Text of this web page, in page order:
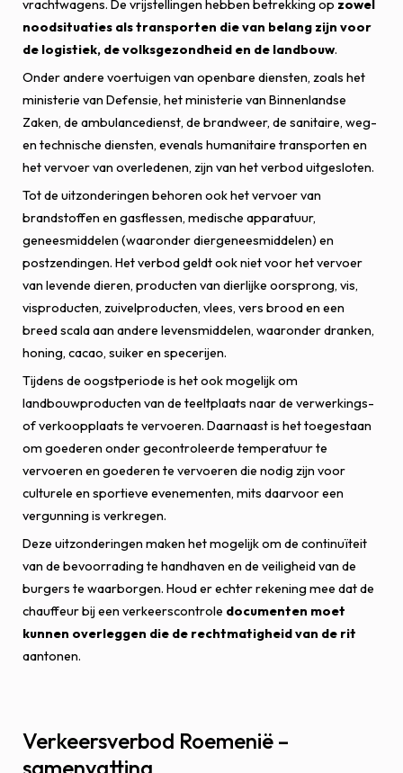
vrachtwagens. De vrijstellingen hebben betrekking op zowel
noodsituaties als transporten die van belang zijn voor
de logistiek, de volksgezondheid en de landbouw.
Onder andere voertuigen van openbare diensten, zoals het
ministerie van Defensie, het ministerie van Binnenlandse
Zaken, de ambulancedienst, de brandweer, de sanitaire, weg-
en technische diensten, evenals humanitaire transporten en
het vervoer van overledenen, zijn van het verbod uitgesloten.
Tot de uitzonderingen behoren ook het vervoer van
brandstoffen en gasflessen, medische apparatuur,
geneesmiddelen (waaronder diergeneesmiddelen) en
postzendingen. Het verbod geldt ook niet voor het vervoer
van levende dieren, producten van dierlijke oorsprong, vis,
visproducten, zuivelproducten, vlees, vers brood en een
breed scala aan andere levensmiddelen, waaronder dranken,
honing, cacao, suiker en specerijen.
Tijdens de oogstperiode is het ook mogelijk om
landbouwproducten van de teeltplaats naar de verwerkings-
of verkoopplaats te vervoeren. Daarnaast is het toegestaan
om goederen onder gecontroleerde temperatuur te
vervoeren en goederen te vervoeren die nodig zijn voor
culturele en sportieve evenementen, mits daarvoor een
vergunning is verkregen.
Deze uitzonderingen maken het mogelijk om de continuïteit
van de bevoorrading te handhaven en de veiligheid van de
burgers te waarborgen. Houd er echter rekening mee dat de
chauffeur bij een verkeerscontrole documenten moet
kunnen overleggen die de rechtmatigheid van de rit
aantonen.
Verkeersverbod Roemenië –
samenvatting